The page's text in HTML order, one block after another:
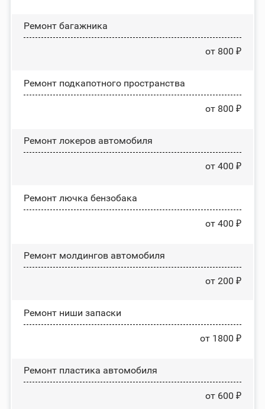
Ремонт багажника
от 800 ₽
Ремонт подкапотного пространства
от 800 ₽
Ремонт лoĸepoв автомобиля
от 400 ₽
Ремонт лючка бензобака
от 400 ₽
Ремонт молдингов автомобиля
от 200 ₽
Ремонт ниши запаски
от 1800 ₽
Ремонт пластика автомобиля
от 600 ₽